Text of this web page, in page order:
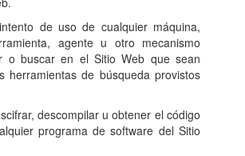
de uso de cualquier máquina,
agente u otro mecanismo
o buscar en el Sitio Web que sean
herramientas de búsqueda provistos
descompilar u obtener el código
programa de software del Sitio